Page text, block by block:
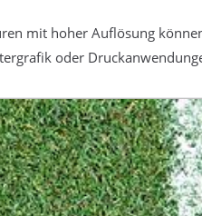
mit hoher Auflösung
oder